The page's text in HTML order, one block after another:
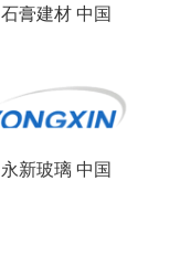
石膏建材 中国
永新玻璃 中国